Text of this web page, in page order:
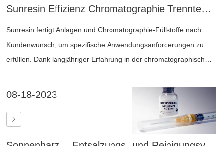
Sequenzen und Programmen genutzt. SeparationsanschlüsseSunresin Effizienz Chromatographie Trenntechnologie und Anwendung
Sunresin fertigt Anlagen und Chromatographie-Füllstoffe nach
Kundenwunsch, um spezifische Anwendungsanforderungen zu
erfüllen. Dank langjähriger Erfahrung in der chromatographischen
optimieren wir Methoden für regelmäßige Proben und Kunden,
wählen die besten Chromatographieanlagen und Füllstoffe aus,
um Trenneffizienz und -präzision zu verbessern und hochwertige
Trennanforderungen- und Reinigungsergebnisse zu erzielen.
08-18-2023